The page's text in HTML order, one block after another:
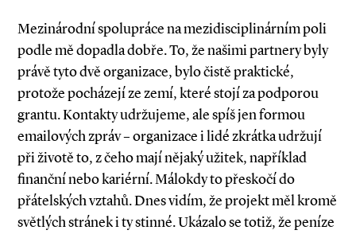
Mezinárodní spolupráce na mezidisciplinárním poli
podle mě dopadla dobře. To, že našimi partnery byly
právě tyto dvě organizace, bylo čistě praktické,
protože pocházejí ze zemí, které stojí za podporou
grantu. Kontakty udržujeme, ale spíš jen formou
emailových zpráv – organizace i lidé zkrátka udržují
při životě to, z čeho mají nějaký užitek, například
finanční nebo kariérní. Málokdy to přeskočí do
přátelských vztahů. Dnes vidím, že projekt měl kromě
světlých stránek i ty stinné. Ukázalo se totiž, že peníze